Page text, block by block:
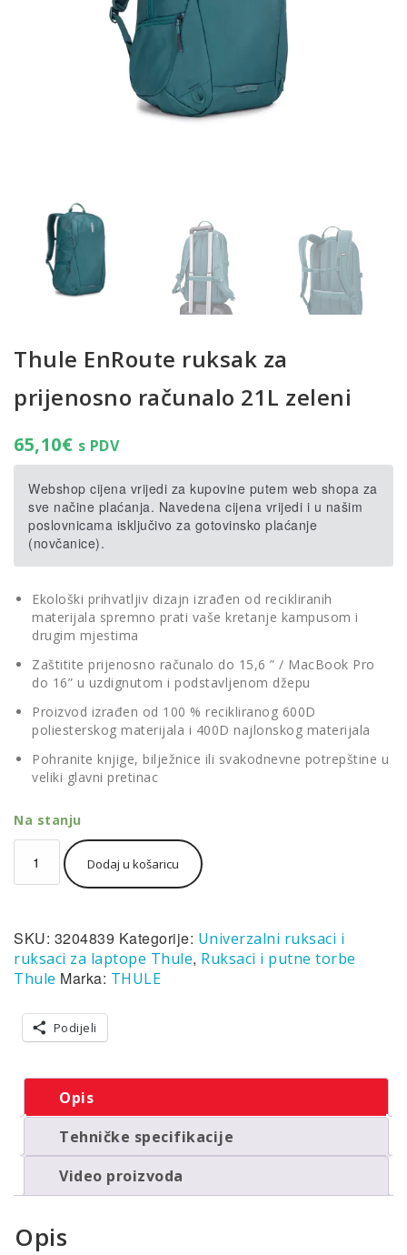
Thule EnRoute ruksak za
prijenosno računalo 21L zeleni
65,10€ s PDV
Webshop cijena vrijedi za kupovine putem web shopa za
sve načine plaćanja. Navedena cijena vrijedi i u našim
poslovnicama isključivo za gotovinsko plaćanje
(novčanice).
Ekološki prihvatljiv dizajn izrađen od recikliranih
materijala spremno prati vaše kretanje kampusom i
drugim mjestima
Zaštitite prijenosno računalo do 15,6 ” / MacBook Pro
do 16” u uzdignutom i podstavljenom džepu
Proizvod izrađen od 100 % recikliranog 600D
poliesterskog materijala i 400D najlonskog materijala
Pohranite knjige, bilježnice ili svakodnevne potrepštine u
veliki glavni pretinac
Na stanju
EnRoute
ruksak
računalo
21L
zeleni
Dodaj u košaricu
SKU: 3204839 Kategorije: Univerzalni ruksaci i
ruksaci za laptope Thule, Ruksaci i putne torbe
Thule Marka: THULE
Podijeli
Opis
Tehničke specifikacije
Video proizvoda
Opis